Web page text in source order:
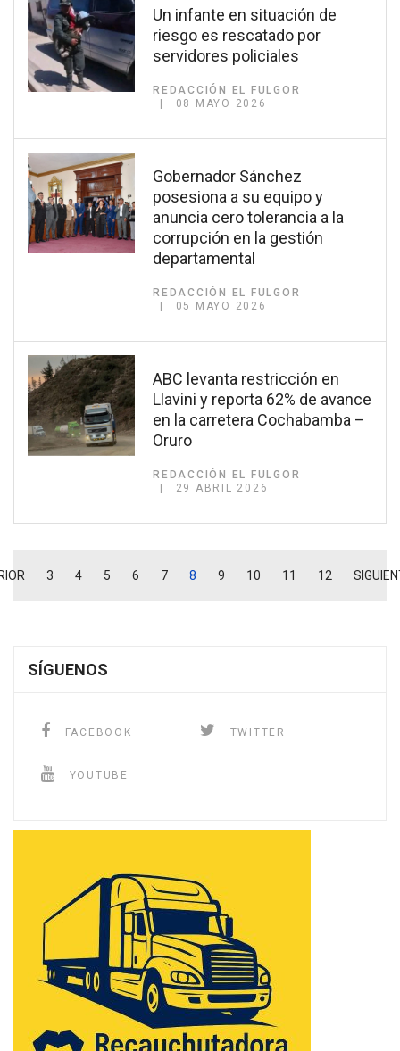
Un infante en situación de
riesgo es rescatado por
servidores policiales
REDACCIÓN EL FULGOR
08 MAYO 2026
Gobernador Sánchez
posesiona a su equipo y
anuncia cero tolerancia a la
corrupción en la gestión
departamental
REDACCIÓN EL FULGOR
05 MAYO 2026
ABC levanta restricción en
Llavini y reporta 62% de avance
en la carretera Cochabamba –
Oruro
REDACCIÓN EL FULGOR
29 ABRIL 2026
3 4 5 6 7 8 9 10 11 12
SÍGUENOS
FACEBOOK TWITTER
YOUTUBE